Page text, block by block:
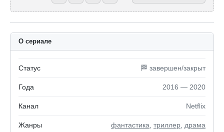
О сериале
Статус 🏁 завершен/закрыт
Года 2016 — 2020
Канал Netflix
Жанры фантастика триллер драма